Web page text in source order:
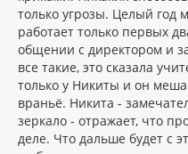
только угрозы. Целый год
работает только первых
общении с директором и
все такие, это сказала
только у Никиты и он
враньё. Никита -
зеркало - отражает, что
деле. Что дальше будет с